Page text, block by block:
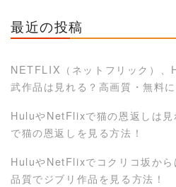
最近の投稿
NETFLIX（ネットフリック）、
武作品は見れる？高画質・無料
HuluやNetFlixで猫の恩返しは見
で猫の恩返しを見る方法！
HuluやNetFlixでコクリコ坂から
品質でジブリ作品を見る方法！